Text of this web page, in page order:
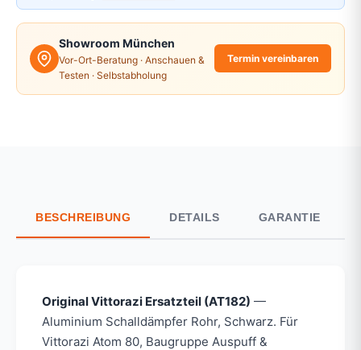
Showroom München
Vor-Ort-Beratung · Anschauen &
Testen · Selbstabholung
Termin vereinbaren
BESCHREIBUNG DETAILS GARANTIE
Original Vittorazi Ersatzteil (AT182) —
Aluminium Schalldämpfer Rohr, Schwarz. Für
Vittorazi Atom 80, Baugruppe Auspuff &